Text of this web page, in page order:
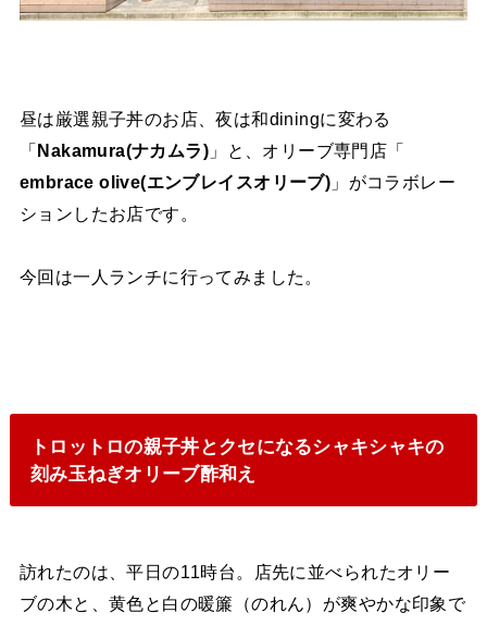
昼は厳選親子丼のお店、夜は和diningに変わる
「Nakamura(ナカムラ) 」と、オリーブ専門店「
embrace olive(エンブレイスオリーブ) 」がコラボレー
ションしたお店です。
今回は一人ランチに行ってみました。
トロットロの親子丼とクセになるシャキシャキの
刻み玉ねぎオリーブ酢和え
訪れたのは、平日の11時台。店先に並べられたオリー
ブの木と、黄色と白の暖簾（のれん）が爽やかな印象で